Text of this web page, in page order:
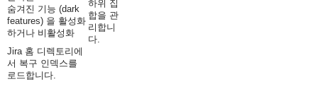
숨겨진 기능 (dark
features) 을 활성화
하거나 비활성화
하위 집
합을 관
리합니
다.
Jira 홈 디렉토리에
서 복구 인덱스를
로드합니다.